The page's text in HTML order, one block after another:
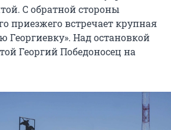
С обратной стороны
приезжего встречает крупная
Георгиевку». Над остановкой
Георгий Победоносец на